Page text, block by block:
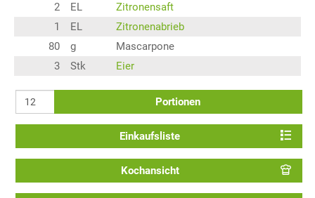
2
EL
Zitronensaft
1
EL
Zitronenabrieb
80
g
Mascarpone
3
Stk Eier
Portionen
Einkaufsliste
Kochansicht